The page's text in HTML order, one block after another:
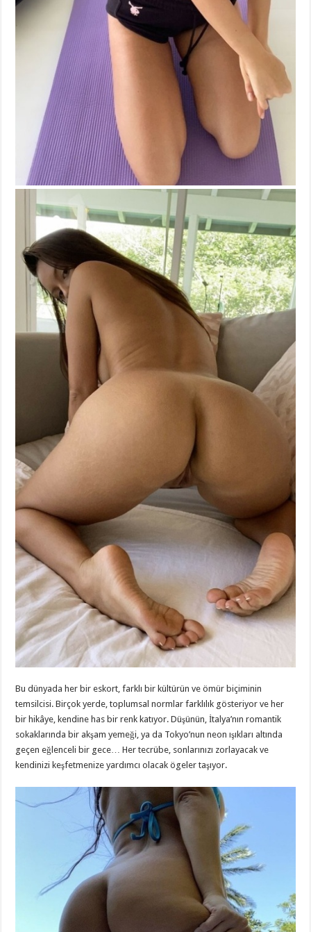
Bu dünyada her bir eskort, farklı bir kültürün ve ömür biçiminin
temsilcisi. Birçok yerde, toplumsal normlar farklılık gösteriyor ve her
bir hikâye, kendine has bir renk katıyor. Düşünün, İtalya’nın romantik
sokaklarında bir akşam yemeği, ya da Tokyo’nun neon ışıkları altında
geçen eğlenceli bir gece… Her tecrübe, sonlarınızı zorlayacak ve
kendinizi keşfetmenize yardımcı olacak ögeler taşıyor.